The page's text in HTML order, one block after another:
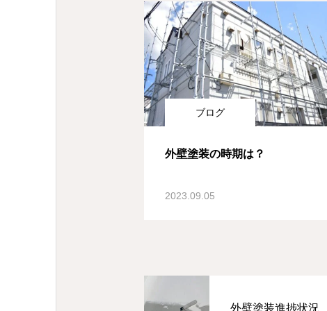
ブログ
外壁塗装の時期は？
2023.09.05
外壁塗装進捗状況